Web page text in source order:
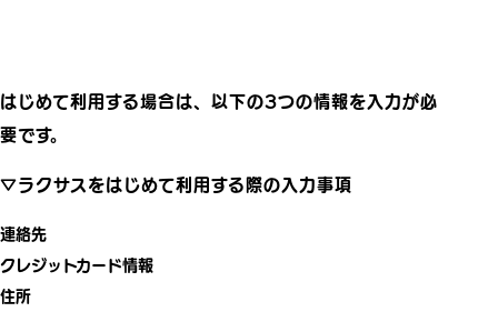
はじめて利用する場合は、以下の3つの情報を入力が必
要です。
▽ラクサスをはじめて利用する際の入力事項
連絡先
クレジットカード情報
住所